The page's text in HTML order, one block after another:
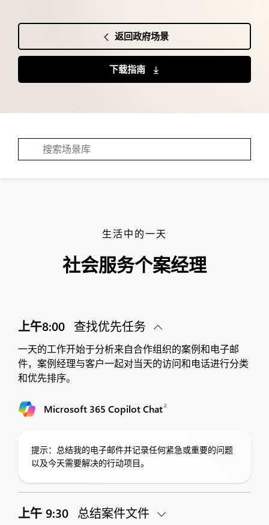
返回政府场景
下载指南
生活中的一天
社会服务个案经理
上午8:00 查找优先任务
一天的工作开始于分析来自合作组织的案例和电子邮
件，案例经理与客户一起对当天的访问和电话进行分类
和优先排序。
Microsoft 365 Copilot Chat2
提示：总结我的电子邮件并记录任何紧急或重要的问题
以及今天需要解决的行动项目。
上午 9:30 总结案件文件